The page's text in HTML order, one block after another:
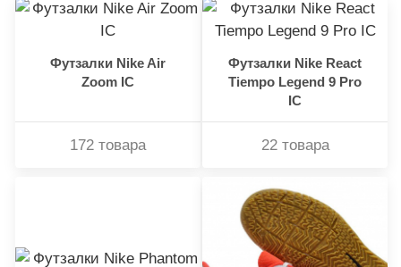
Футзалки Nike Air
Zoom IC
172 товара
Футзалки Nike React
Tiempo Legend 9 Pro
IC
22 товара